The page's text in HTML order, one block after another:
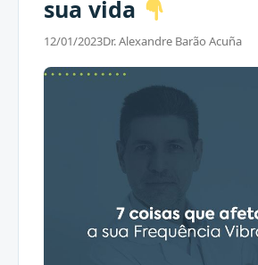
sua vida
12/01/2023Dr. Alexandre Barão Acuña